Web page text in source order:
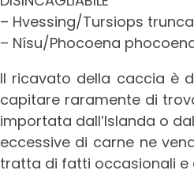
– Hvessing/Tursiops
– Nísu/Phocoena phocoena/
Il ricavato della caccia è
capitare raramente di
importata dall’Islanda o
eccessive di carne ne
tratta di fatti occasionali e